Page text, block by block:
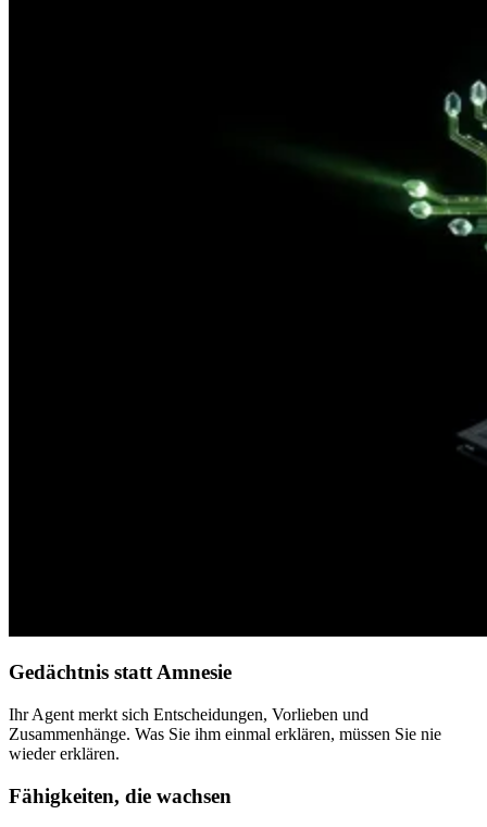
Gedächtnis statt Amnesie
Ihr Agent merkt sich Entscheidungen, Vorlieben und
Zusammenhänge. Was Sie ihm einmal erklären, müssen Sie nie
wieder erklären.
Fähigkeiten, die wachsen